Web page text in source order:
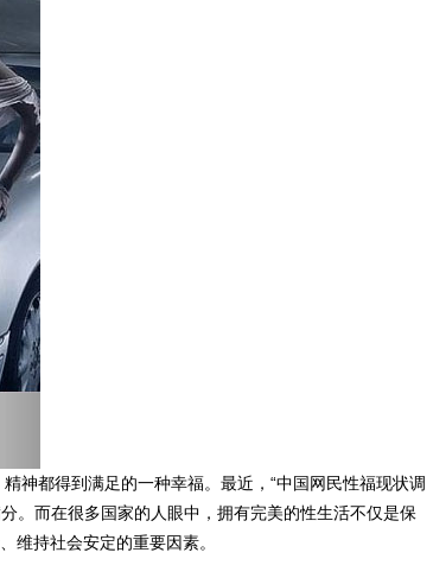
都得到满足的一种幸福。最近，“中国网民性福现状调
。而在很多国家的人眼中，拥有完美的性生活不仅是保
维持社会安定的重要因素。